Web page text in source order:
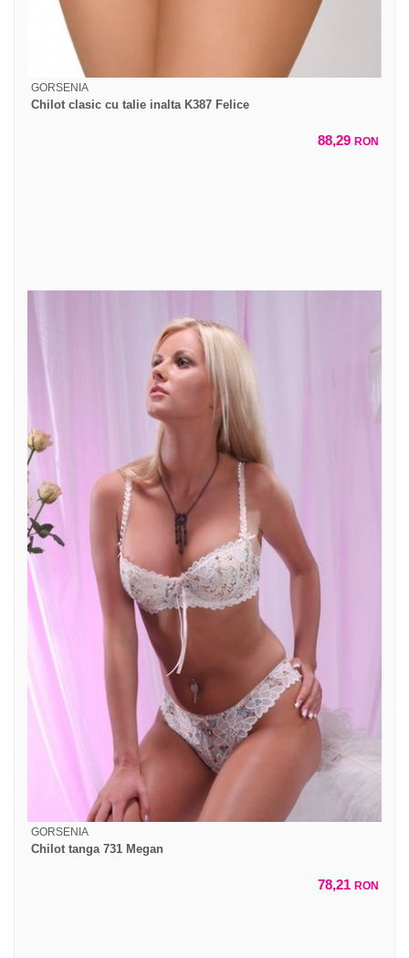
GORSENIA
Chilot clasic cu talie inalta K387 Felice
88,29 RON
GORSENIA
Chilot tanga 731 Megan
78,21 RON